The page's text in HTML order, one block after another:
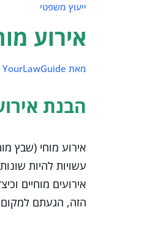
ייעוץ משפטי
אירוע
מאת YourLawGuide
הבנת
אירוע מוחי (שבץ
עשויות להיות
אירועים מוחיים
הזה, הגעתם למקום